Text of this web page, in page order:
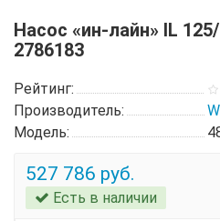
Насос «ин-лайн» IL
2786183
Рейтинг:
Производитель:
Модель:
527 786 руб.
Есть в наличии